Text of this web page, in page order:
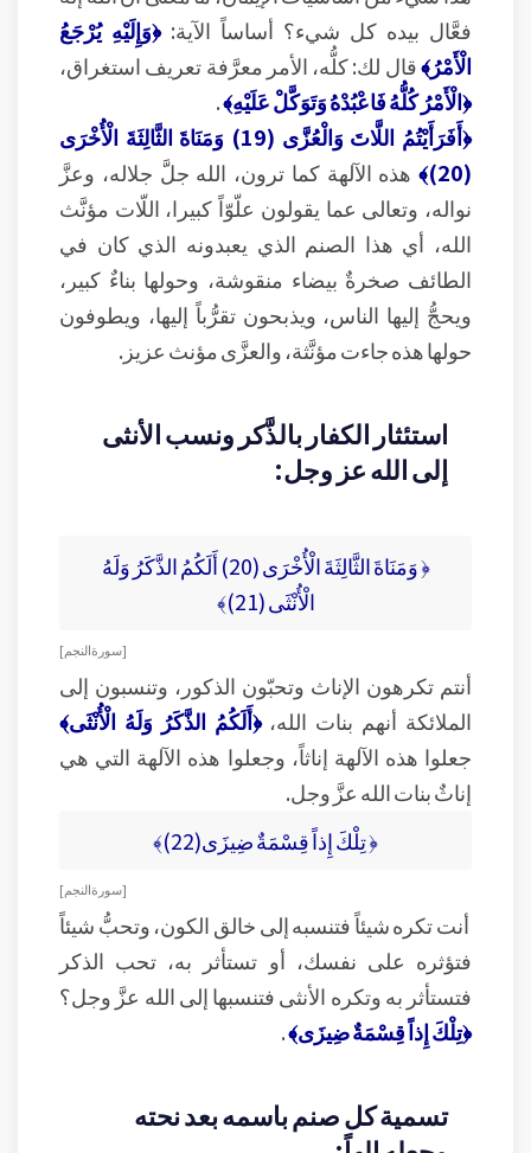
فعَّال بيده كل شيء؟ أساساً الآية: ﴿وَإِلَيْهِ يُرْجَعُ
الْأَمْرُ﴾قال لك: كلُّه، الأمر معرَّفة تعريف استغراق،
﴿الْأَمْرُ كُلُّهُ فَاعْبُدْهُ وَتَوَكَّلْ عَلَيْهِ﴾.
﴿أَفَرَأَيْتُمُ اللَّاتَ وَالْعُزَّى (19) وَمَنَاةَ الثَّالِثَةَ الْأُخْرَى
(20)﴾
هذه الآلهة كما ترون، الله جلَّ جلاله، وعزَّ
نواله، وتعالى عما يقولون علّوّاً كبيرا، اللّات مؤنَّث
الله، أي هذا الصنم الذي يعبدونه الذي كان في
الطائف صخرةٌ بيضاء منقوشة، وحولها بناءٌ كبير،
ويحجُّ إليها الناس، ويذبحون تقرُّباً إليها، ويطوفون
حولها هذه جاءت مؤنَّثة، والعزَّى مؤنث عزيز.
استئثار الكفار بالذَّكر ونسب الأنثى
إلى الله عز وجل:
﴿ وَمَنَاةَ الثَّالِثَةَ الْأُخْرَى (20) أَلَكُمُ الذَّكَرُ وَلَهُ
الْأُنْثَى (21)﴾
[ سورة النجم ]
أنتم تكرهون الإناث وتحبّون الذكور، وتنسبون إلى
الملائكة أنهم بنات الله،﴿أَلَكُمُ الذَّكَرُ وَلَهُ الْأُنْثَى﴾
جعلوا هذه الآلهة إناثاً، وجعلوا هذه الآلهة التي هي
إناثٌ بنات الله عزَّ وجل.
﴿ تِلْكَ إِذاً قِسْمَةٌ ضِيزَى(22)﴾
[ سورة النجم ]
أنت تكره شيئاً فتنسبه إلى خالق الكون، وتحبُّ شيئاً
فتؤثره على نفسك، أو تستأثر به، تحب الذكر
فتستأثر به وتكره الأنثى فتنسبها إلى الله عزَّ وجل؟
﴿تِلْكَ إِذاً قِسْمَةٌ ضِيزَى﴾.
تسمية كل صنم باسمه بعد نحته